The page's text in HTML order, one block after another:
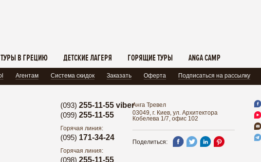
ТУРЫ В ГРЕЦИЮ ДЕТСКИЕ ЛАГЕРЯ ГОРЯЩИЕ ТУРЫ ANGA CAMP
Агентам Система скидок Заказать Оферта Подписаться на рассылку
(093) 255-11-55 viber
(099) 255-11-55
Горячая линия:
(095) 171-34-24
Горячая линия:
(098) 255-11-55
Анга Тревел
03049, г. Киев, ул. Архитектора
Кобелева 1/7, офис 102
Поделиться: